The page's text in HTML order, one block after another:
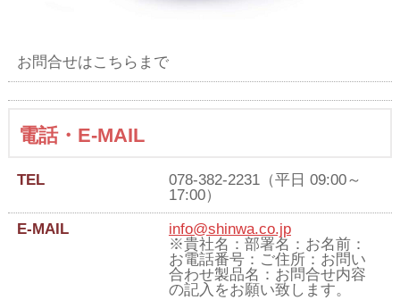
お問合せはこちらまで
電話・E-MAIL
TEL
078-382-2231（平日 09:00～
17:00）
E-MAIL
info@shinwa.co.jp
※貴社名：部署名：お名前：
お電話番号：ご住所：お問い
合わせ製品名：お問合せ内容
の記入をお願い致します。